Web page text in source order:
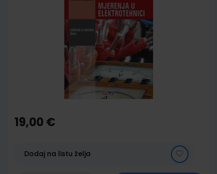
the
beginning
gallery
19,00 €
Dodaj na listu želja